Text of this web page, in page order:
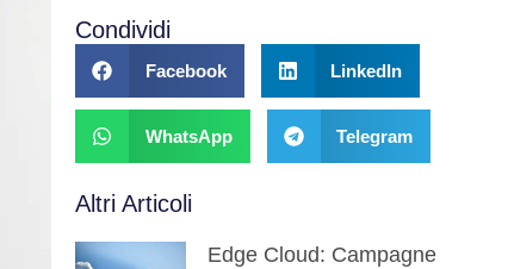
Condividi
Facebook LinkedIn
WhatsApp Telegram
Altri Articoli
Edge Cloud: Campagne